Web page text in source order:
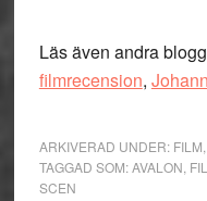
Läs även andra
filmrecension,
ARKIVERAD UNDER: FILM
TAGGAD SOM:AVALON
SCEN